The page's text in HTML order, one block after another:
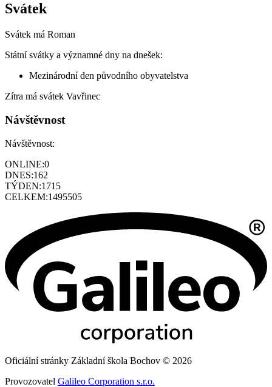
Svátek
Svátek má Roman
Státní svátky a významné dny na dnešek:
Mezinárodní den původního obyvatelstva
Zítra má svátek Vavřinec
Návštěvnost
Návštěvnost:
ONLINE:0
DNES:162
TÝDEN:1715
CELKEM:1495505
Oficiální stránky Základní škola Bochov © 2026
Provozovatel Galileo Corporation s.r.o.